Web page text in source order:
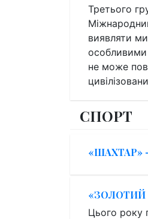
Третього
виявляти
особливими
не може
СПОРТ
«ШАХТАР»
«ЗОЛОТИЙ
Цього року